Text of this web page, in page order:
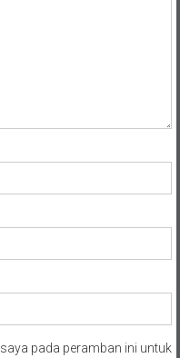
pada peramban ini untuk